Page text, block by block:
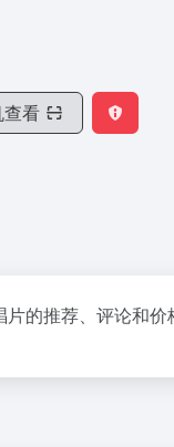
看
的推荐、评论和价